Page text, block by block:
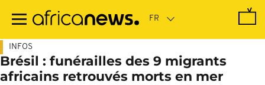
contenu
INFOS
Brésil : funérailles des 9 migrants
africains retrouvés morts en mer